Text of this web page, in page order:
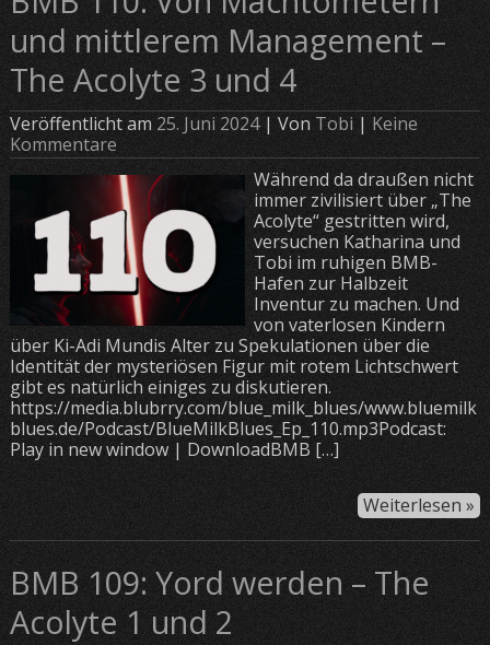
und mittlerem Management –
The Acolyte 3 und 4
Veröffentlicht am 25. Juni 2024| Von Tobi | Keine
Kommentare
Während da draußen nicht
immer zivilisiert über „The
Acolyte“ gestritten wird,
versuchen Katharina und
Tobi im ruhigen BMB-
Hafen zur Halbzeit
Inventur zu machen. Und
von vaterlosen Kindern
über Ki-Adi Mundis Alter zu Spekulationen über die
Identität der mysteriösen Figur mit rotem Lichtschwert
gibt es natürlich einiges zu diskutieren.
https://media.blubrry.com/blue_milk_blues/www.bluemilk
blues.de/Podcast/BlueMilkBlues_Ep_110.mp3Podcast:
Play in new window | DownloadBMB […]
Weiterlesen »
BMB 109: Yord werden – The
Acolyte 1 und 2